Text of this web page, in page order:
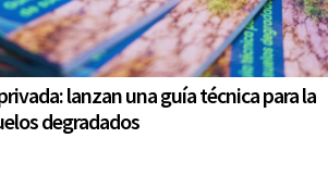
lanzan una guía técnica para la
degradados